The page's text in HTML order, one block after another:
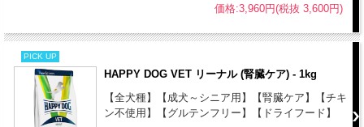
る場合、ウェットフード100gをドライフード30g換算にてご使用くだ
さい。
【保存方法】
●ハッピードッグは、合成保存料は無添加です。高温多湿、直射日光
を避け、涼しい場所での保管をお願いします。
●開封後は賞味期限に関わらず、なるべくお早めにご使用ください。
価格:3,960円(税抜 3,600円)
PICK UP
HAPPY DOG VET リーナル (腎臓ケア) - 1kg
【全犬種】【成犬～シニア用】【腎臓ケア】【チキ
ン不使用】【グルテンフリー】【ドライフード】